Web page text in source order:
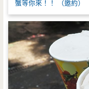
蟹等你來！！ （邀約）